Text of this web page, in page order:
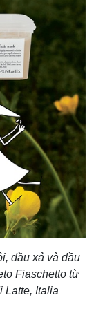
dầu xả và dầu
Fiaschetto từ
Latte, Italia